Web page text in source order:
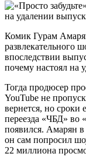
Комик Гурам
развлекательного
впоследствии
почему настоял на
Тогда продюсер
YouTube не
вернется, но сроки
переезда «ЧБД» во
появился. Амарян
он сам попросил
22 миллиона